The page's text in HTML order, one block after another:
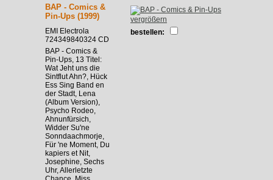
BAP - Comics &
Pin-Ups (1999)
EMI Electrola
724349840324 CD
BAP - Comics &
Pin-Ups, 13 Titel:
Wat Jeht uns die
Sintflut Ahn?, Hück
Ess Sing Band en
der Stadt, Lena
(Album Version),
Psycho Rodeo,
Ahnunfürsich,
Widder Su'ne
Sonndaachmorje,
Für 'ne Moment, Du
kapiers et Nit,
Josephine, Sechs
Uhr, Allerletzte
vergrößern
bestellen: